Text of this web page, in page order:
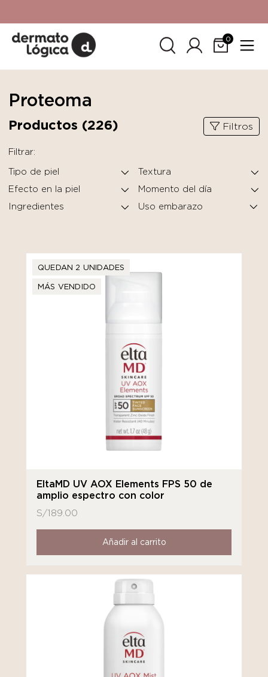
SkinCeuticals.
0
Proteoma
Productos (226) Filtros
Filtrar:
Tipo de piel
Textura
Efecto en la piel
Momento del día
Ingredientes
QUEDAN 2 UNIDADES
MÁS VENDIDO
EltaMD UV AOX Elements FPS 50 de
amplio espectro con color
S/189.00
Añadir al carrito